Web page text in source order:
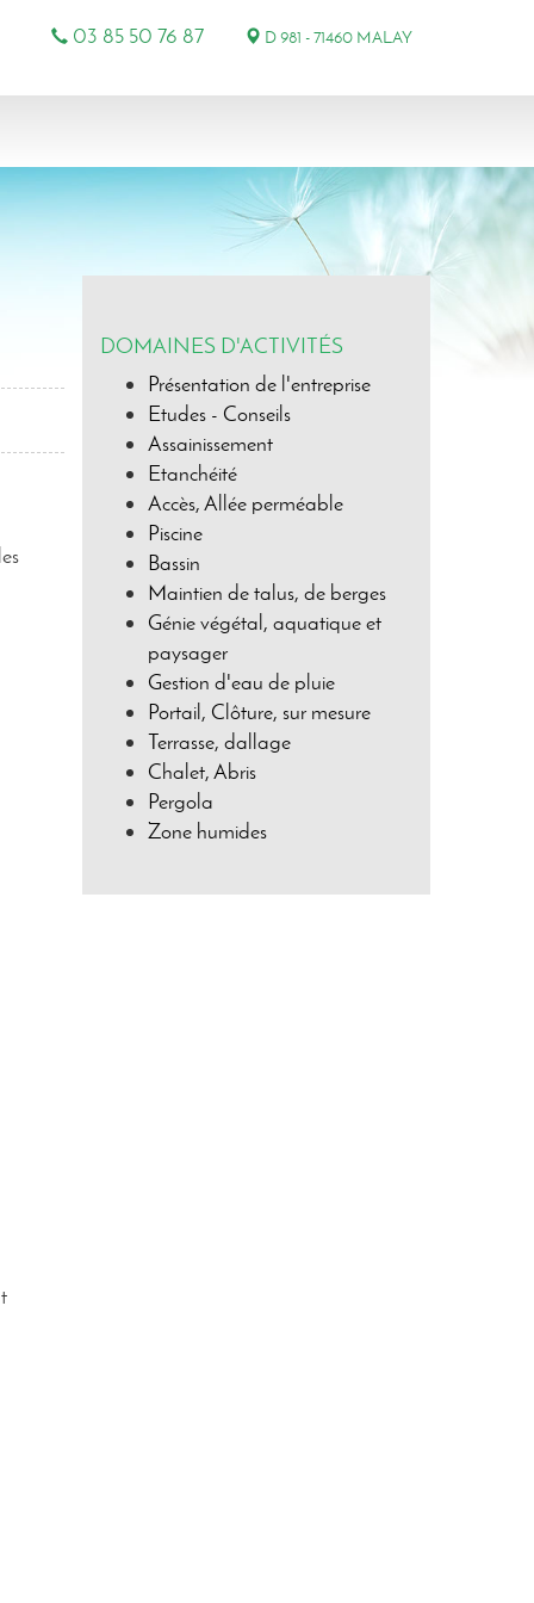
03 85 50 76 87 D 981 - 71460 MALAY
DOMAINES D'ACTIVITÉS
Présentation de l'entreprise
Etudes - Conseils
Assainissement
Etanchéité
Accès, Allée perméable
Piscine
Bassin
Maintien de talus, de berges
Génie végétal, aquatique et
paysager
Gestion d'eau de pluie
Portail, Clôture, sur mesure
Terrasse, dallage
Chalet, Abris
Pergola
Zone humides